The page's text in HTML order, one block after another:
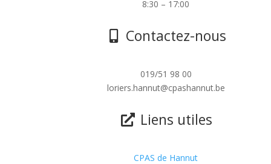
8:30 – 17:00
Contactez-nous
019/51 98 00
loriers.hannut@cpashannut.be
Liens utiles
CPAS de Hannut